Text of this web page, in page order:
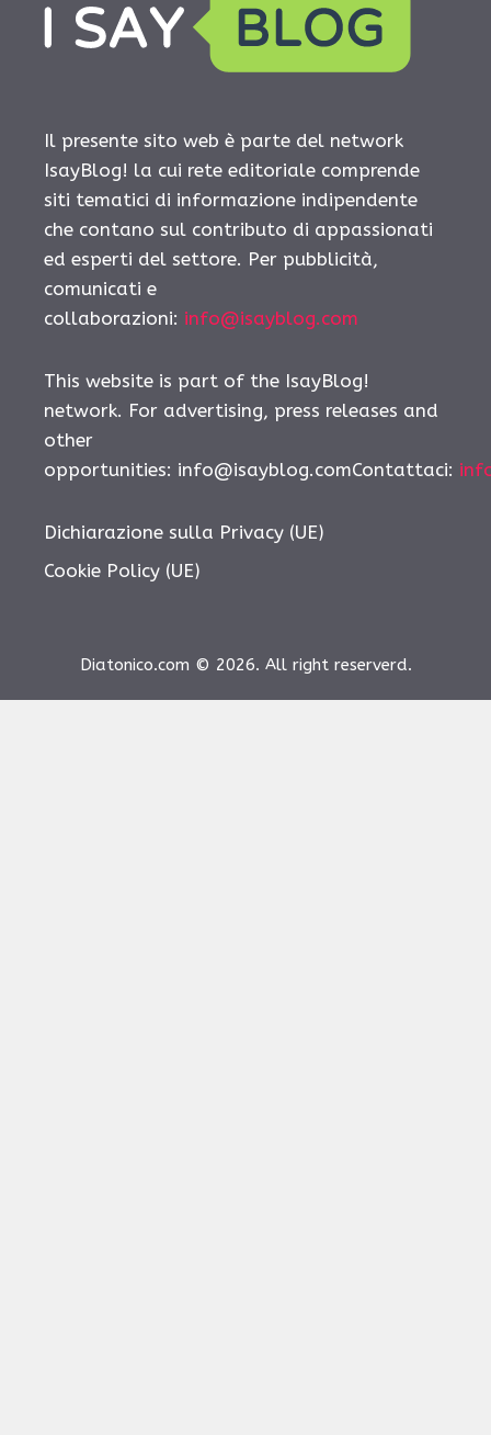
Il presente sito web è parte del network
IsayBlog! la cui rete editoriale comprende
siti tematici di informazione indipendente
che contano sul contributo di appassionati
ed esperti del settore. Per pubblicità,
comunicati e
collaborazioni: info@isayblog.com
This website is part of the IsayBlog!
network. For advertising, press releases and
other
opportunities: info@isayblog.comContattaci:
Dichiarazione sulla Privacy (UE)
Cookie Policy (UE)
Diatonico.com © 2026. All right reserverd.